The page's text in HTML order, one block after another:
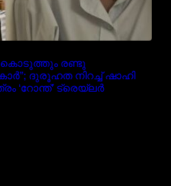
കൊടുത്തും രണ്ടു
ദുരൂഹത നിറച്ച് ഷാഹി
‘റോന്ത്’ ട്രെയ്‌ലർ